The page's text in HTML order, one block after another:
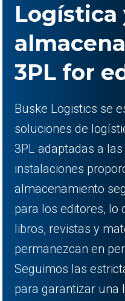
Logística
3PL for
Buske Logistics se
soluciones de
3PL adaptadas a
instalaciones
almacenamiento
para los editores, lo
libros, revistas y
permanezcan en
Seguimos las
para garantizar una